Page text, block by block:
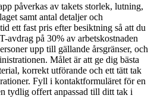
påverkas av takets storlek, lutning,
samt antal detaljer och
ett fast pris efter besiktning så att du
avdrag på 30% av arbetskostnaden
upp till gällande årsgränser, och
Målet är att ge dig bästa
korrekt utförande och ett tätt tak
Fyll i kontaktformuläret för en
tydlig offert anpassad till ditt tak i